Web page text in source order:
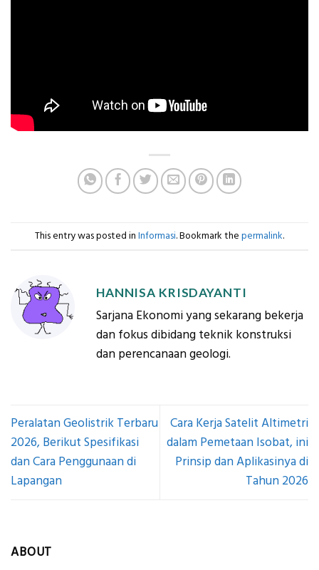
This entry was posted in Informasi. Bookmark the permalink.
HANNISA KRISDAYANTI
Sarjana Ekonomi yang sekarang bekerja
dan fokus dibidang teknik konstruksi
dan perencanaan geologi.
Peralatan Geolistrik Terbaru
2026, Berikut Spesifikasi
dan Cara Penggunaan di
Lapangan
Cara Kerja Satelit Altimetri
dalam Pemetaan Isobat, ini
Prinsip dan Aplikasinya di
Tahun 2026
ABOUT